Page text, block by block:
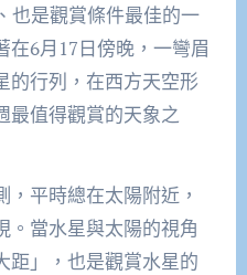
也是觀賞條件最佳的一
在6月17日傍晚，一彎眉
的行列，在西方天空形
最值得觀賞的天象之
平時總在太陽附近，
。當水星與太陽的視角
距」，也是觀賞水星的